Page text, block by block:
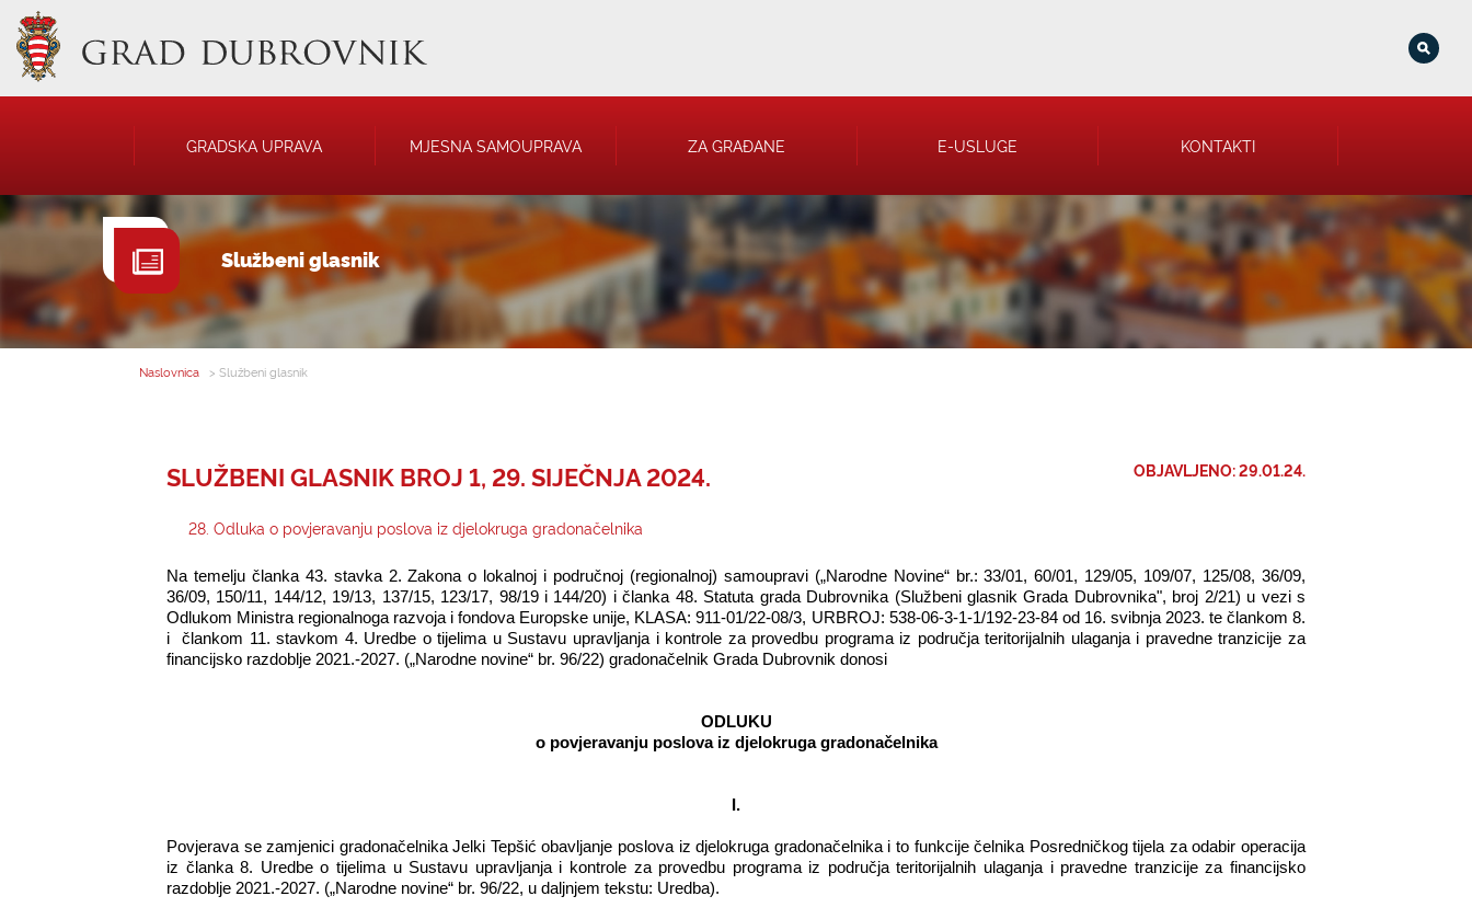
GRADSKA UPRAVA
GRADONAČELNIK
GRADSKO VIJEĆE
UPRAVNA TIJELA
SAVJET MLADIH
NATJEČAJI
JAVNA OBJAVA RJEŠENJA
USTANOVE
KOMUNALNA I TRGOVAČKA
MJESNA SAMOUPRAVA ZA GRAĐANE E-USLUGE KONTAKTI
Službeni glasnik
Naslovnica > Službeni glasnik
SLUŽBENI GLASNIK BROJ 1, 29. SIJEČNJA 2024. OBJAVLJENO: 29.01.24.
28. Odluka o povjeravanju poslova iz djelokruga gradonačelnika
Na temelju članka 43. stavka 2. Zakona o lokalnoj i područnoj (regionalnoj) samoupravi („Narodne Novine“ br.: 33/01, 60/01, 129/05, 109/07, 125/08, 36/09,
36/09, 150/11, 144/12, 19/13, 137/15, 123/17, 98/19 i 144/20) i članka 48. Statuta grada Dubrovnika (Službeni glasnik Grada Dubrovnika", broj 2/21) u vezi s
Odlukom Ministra regionalnoga razvoja i fondova Europske unije, KLASA: 911-01/22-08/3, URBROJ: 538-06-3-1-1/192-23-84 od 16. svibnja 2023. te člankom 8.
i
člankom 11. stavkom 4. Uredbe o tijelima u Sustavu upravljanja i kontrole za provedbu programa iz područja teritorijalnih ulaganja i pravedne tranzicije za
financijsko razdoblje 2021.-2027. („Narodne novine“ br. 96/22) gradonačelnik Grada Dubrovnik donosi
ODLUKU
o povjeravanju poslova iz djelokruga gradonačelnika
I.
Povjerava se zamjenici gradonačelnika Jelki Tepšić obavljanje poslova iz djelokruga gradonačelnika i to funkcije čelnika Posredničkog tijela za odabir operacija
iz članka 8. Uredbe o tijelima u Sustavu upravljanja i kontrole za provedbu programa iz područja teritorijalnih ulaganja i pravedne tranzicije za financijsko
razdoblje 2021.-2027. („Narodne novine“ br. 96/22, u daljnjem tekstu: Uredba).